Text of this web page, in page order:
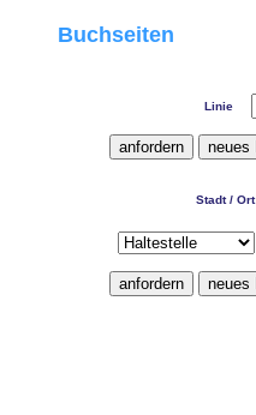
Buchseiten
Linie
Stadt / Ort